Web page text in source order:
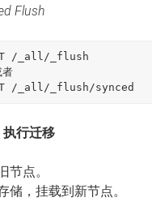
Flush
/_all/_flush
行迁移
节点。
储，挂载到新节点。